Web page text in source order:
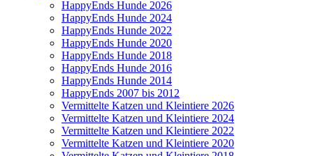
HappyEnds Hunde 2026
HappyEnds Hunde 2024
HappyEnds Hunde 2022
HappyEnds Hunde 2020
HappyEnds Hunde 2018
HappyEnds Hunde 2016
HappyEnds Hunde 2014
HappyEnds 2007 bis 2012
Vermittelte Katzen und Kleintiere 2026
Vermittelte Katzen und Kleintiere 2024
Vermittelte Katzen und Kleintiere 2022
Vermittelte Katzen und Kleintiere 2020